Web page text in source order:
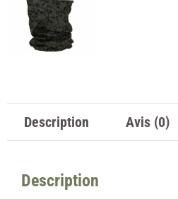
Description Avis (0)
Description